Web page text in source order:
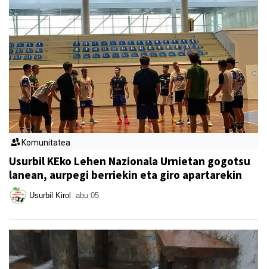
Komunitatea
Usurbil KEko Lehen Nazionala Urnietan gogotsu
lanean, aurpegi berriekin eta giro apartarekin
Usurbil Kirol abu 05